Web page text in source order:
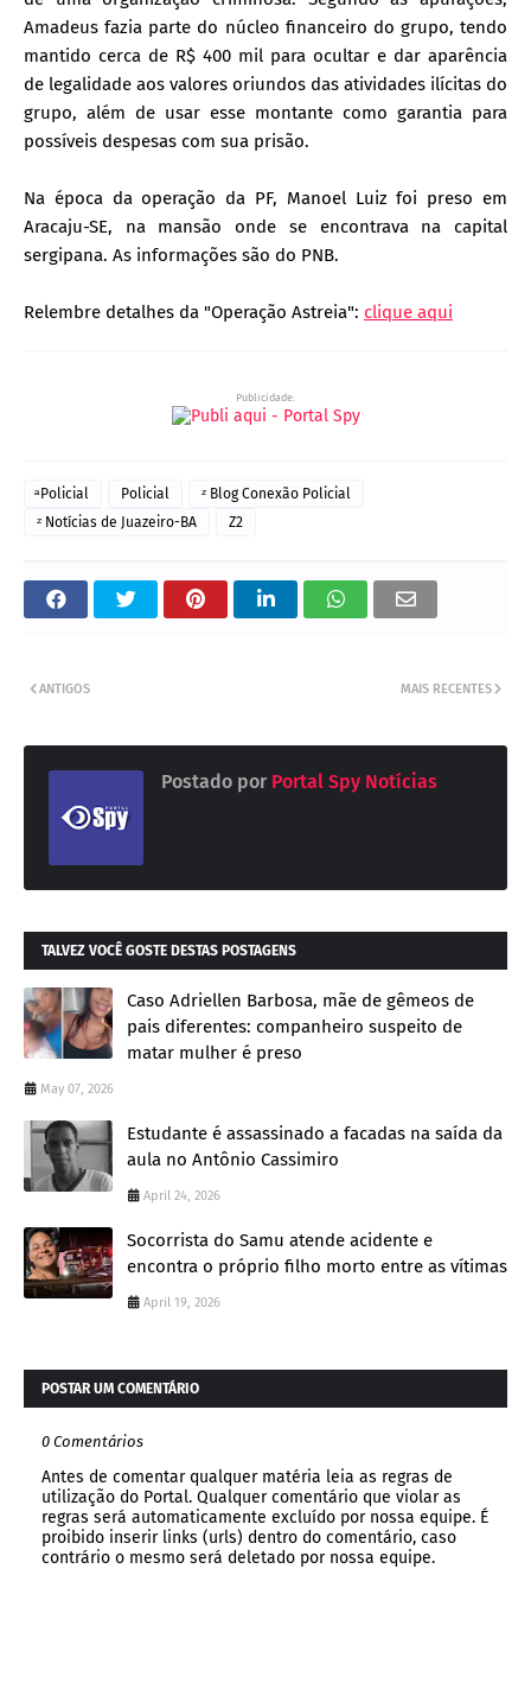
Amadeus fazia parte do núcleo financeiro do grupo, tendo
mantido cerca de R$ 400 mil para ocultar e dar aparência
de legalidade aos valores oriundos das atividades ilícitas do
grupo, além de usar esse montante como garantia para
possíveis despesas com sua prisão.
Na época da operação da PF, Manoel Luiz foi preso em
Aracaju-SE, na mansão onde se encontrava na capital
sergipana. As informações são do PNB.
Relembre detalhes da "Operação Astreia": clique aqui
Publicidade:
ͣ Policial Policial
ᶻ Blog Conexão Policial
ᶻ Notícias de Juazeiro-BA
Z2
MAIS RECENTES
ANTIGOS
Postado por Portal Spy Notícias
TALVEZ VOCÊ GOSTE DESTAS POSTAGENS
Caso Adriellen Barbosa, mãe de gêmeos de
pais diferentes: companheiro suspeito de
matar mulher é preso
May 07, 2026
Estudante é assassinado a facadas na saída da
aula no Antônio Cassimiro
April 24, 2026
Socorrista do Samu atende acidente e
encontra o próprio filho morto entre as vítimas
April 19, 2026
POSTAR UM COMENTÁRIO
0 Comentários
Antes de comentar qualquer matéria leia as regras de
utilização do Portal. Qualquer comentário que violar as
regras será automaticamente excluído por nossa equipe. É
proibido inserir links (urls) dentro do comentário, caso
contrário o mesmo será deletado por nossa equipe.